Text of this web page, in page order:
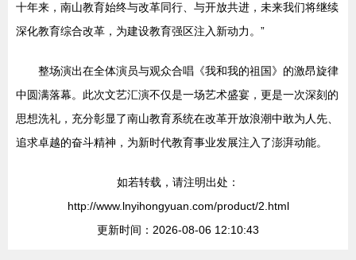
十年来，南山教育始终与改革同行、与开放共进，未来我们将继续
深化教育综合改革，为建设教育强区注入新动力。”
整场演出在全体演员与观众合唱《我和我的祖国》的激昂旋律
中圆满落幕。此次文艺汇演不仅是一场艺术盛宴，更是一次深刻的
思想洗礼，充分彰显了南山教育系统在改革开放浪潮中敢为人先、
追求卓越的奋斗精神，为新时代教育事业发展注入了澎湃动能。
如若转载，请注明出处：
http://www.lnyihongyuan.com/product/2.html
更新时间：2026-08-06 12:10:43